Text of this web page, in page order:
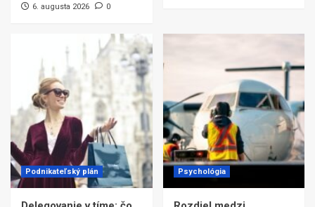
6. augusta 2026
0
Podnikateľský plán Psychológia